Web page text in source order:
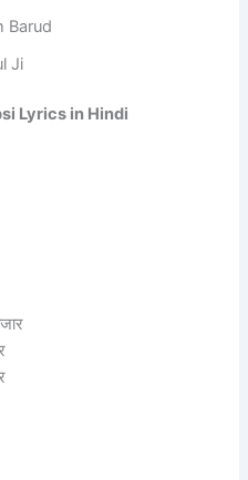
Barud
Ji
Lyrics in Hindi